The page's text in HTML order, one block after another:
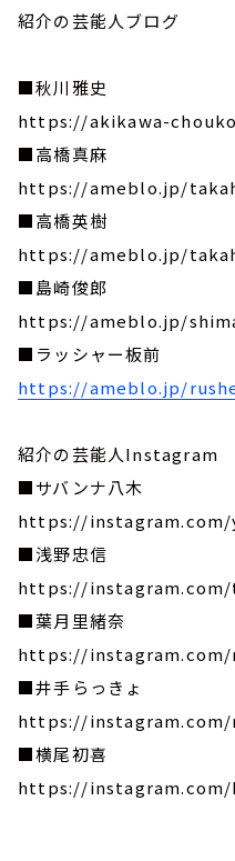
紹介の芸能人ブログ
■秋川雅史
https://akikawa-
■高橋真麻
https://ameblo.jp/
■高橋英樹
https://ameblo.jp/
■島崎俊郎
https://ameblo.jp/
■ラッシャー板前
https://ameblo.jp/
紹介の芸能人Instagram
■サバンナ八木
https://instagram.com/
■浅野忠信
https://instagram.com/
■葉月里緒奈
https://
■井手らっきょ
https://instagram.com/
■横尾初喜
https://